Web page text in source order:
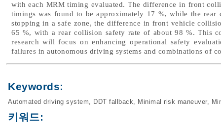
with each MRM timing evaluated. The difference in front
timings was found to be approximately 17 %, while the
stopping in a safe zone, the difference in front vehicle
65 %, with a rear collision safety rate of about 98 %. This
research will focus on enhancing operational safety
failures in autonomous driving systems and combinations of
Keywords:
Automated driving system, DDT fallback, Minimal risk maneuver,
키워드: